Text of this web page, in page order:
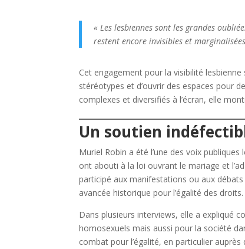
« Les lesbiennes sont les grandes
restent encore invisibles et
Cet engagement pour la visibilité
stéréotypes et d’ouvrir des espaces pour
complexes et diversifiés à l’écran, elle
Un soutien
Muriel Robin a été l’une des voix
ont abouti à la loi ouvrant le mariage et
participé aux manifestations ou aux
avancée historique pour l’égalité des droits.
Dans plusieurs interviews, elle a expliqué
homosexuels mais aussi pour la société
combat pour l’égalité, en particulier